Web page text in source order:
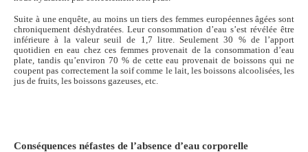
Suite à une enquête, au moins un tiers des femmes européennes âgées sont
chroniquement déshydratées. Leur consommation d’eau s’est révélée être
inférieure à la valeur seuil de 1,7 litre. Seulement 30 % de l’apport
quotidien en eau chez ces femmes provenait de la consommation d’eau
plate, tandis qu’environ 70 % de cette eau provenait de boissons qui ne
coupent pas correctement la soif comme le lait, les boissons alcoolisées, les
jus de fruits, les boissons gazeuses, etc.
Conséquences néfastes de l’absence d’eau corporelle